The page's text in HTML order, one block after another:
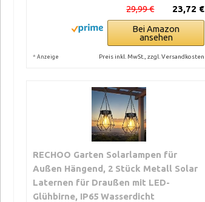
23,72 €
29,99 €
Bei Amazon
ansehen
* Anzeige Preis inkl. MwSt., zzgl. Versandkosten
RECHOO Garten Solarlampen für
Außen Hängend, 2 Stück Metall Solar
Laternen für Draußen mit LED-
Glühbirne, IP65 Wasserdicht